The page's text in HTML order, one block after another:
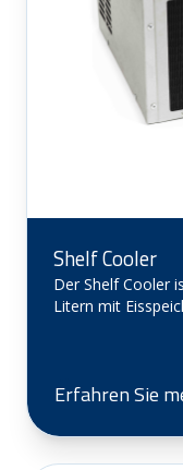
Shelf Cooler
Der Shelf Cooler
Litern mit
Erfahren Sie